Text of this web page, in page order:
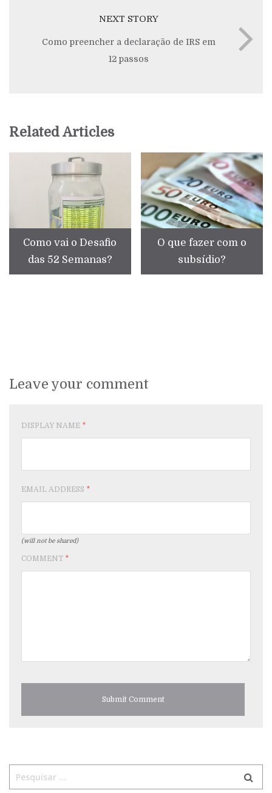
NEXT STORY
Como preencher a declaração de IRS em
12 passos
Related Articles
Como vai o Desafio
das 52 Semanas?
O que fazer com o
subsídio?
Leave your comment
DISPLAY NAME *
EMAIL ADDRESS *
(will not be shared)
COMMENT *